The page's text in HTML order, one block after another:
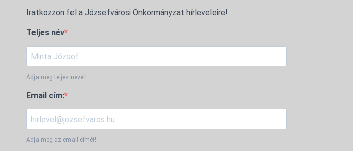
Iratkozzon fel a Józsefvárosi Önkormányzat hírleveleire!
Teljes név
Adja meg teljes nevét!
Email cím:
Adja meg az email címét!